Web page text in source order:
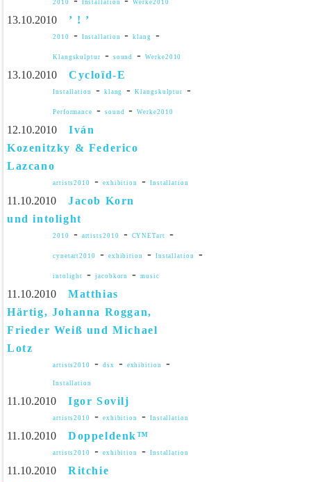
2010 Installation Werke2010
13.10.2010 ’ ! ’
2010 - Installation - klang -
Klangskulptur - sound - Werke2010
13.10.2010 Cycloïd-E
Installation - klang - Klangskulptur -
Performance - sound - Werke2010
12.10.2010 Iván
Kozenitzky & Federico
Lazcano
artists2010 - exhibition - Installation
11.10.2010 Jacob Korn
und intolight
2010 - artists2010 - CYNETart -
cynetart2010 - exhibition - Installation -
intolight - jacobkorn - music
11.10.2010 Matthias
Härtig, Johanna Roggan,
Frieder Weiß und Michael
Lotz
artists2010 - dsx - exhibition -
Installation
11.10.2010 Igor Sovilj
artists2010 - exhibition - Installation
11.10.2010 Doppeldenk™
artists2010 - exhibition - Installation
11.10.2010 Ritchie